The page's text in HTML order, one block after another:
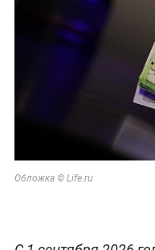
Обложка © Life.ru